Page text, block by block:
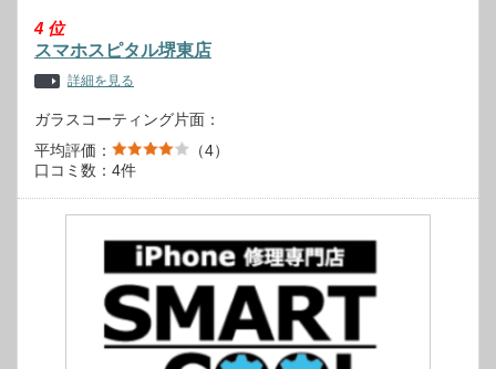
4 位
スマホスピタル堺東店
詳細を見る
ガラスコーティング片面：
平均評価：
（4）
口コミ数：4件